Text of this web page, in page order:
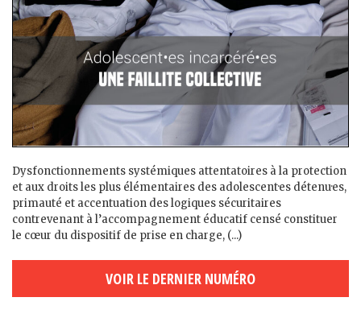
Dysfonctionnements systémiques attentatoires à la protection
et aux droits les plus élémentaires des adolescent·es détenu·es,
primauté et accentuation des logiques sécuritaires
contrevenant à l’accompagnement éducatif censé constituer
le cœur du dispositif de prise en charge, (...)
VOIR LE DERNIER NUMÉRO